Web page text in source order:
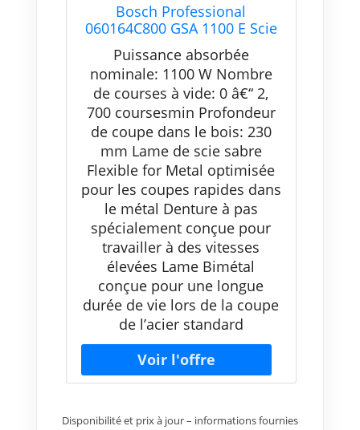
Bosch Professional
060164C800 GSA 1100 E Scie
sabre, 1100 W Coffret, Bleu +
5 pièces Lame de scie sabre
S 922 BF Flexible for Metal
(pour le métal, 150 x 19 x 0,9
mm, Accessoires scie
alternative)
Puissance absorbée
nominale: 1100 W Nombre
de courses à vide: 0 â€“ 2,
700 coursesmin Profondeur
de coupe dans le bois: 230
mm Lame de scie sabre
Flexible for Metal optimisée
pour les coupes rapides dans
le métal Denture à pas
spécialement conçue pour
travailler à des vitesses
élevées Lame Bimétal
conçue pour une longue
durée de vie lors de la coupe
de l’acier standard
Disponibilité et prix à jour – informations fournies